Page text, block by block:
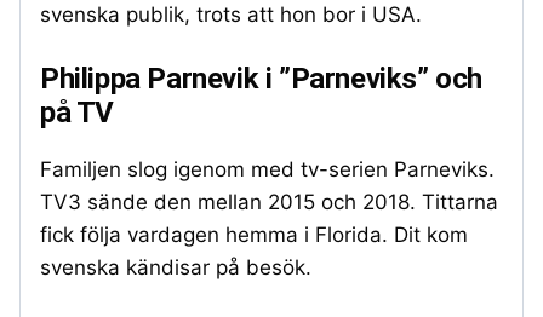
svenska publik, trots att hon bor i USA.
Philippa Parnevik i ”Parneviks” och
på TV
Familjen slog igenom med tv-serien Parneviks.
TV3 sände den mellan 2015 och 2018. Tittarna
fick följa vardagen hemma i Florida. Dit kom
svenska kändisar på besök.